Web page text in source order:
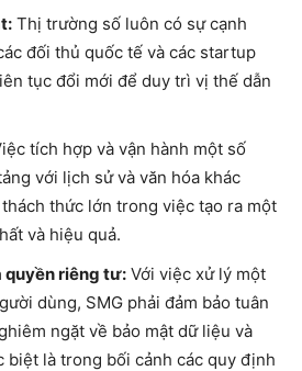
Thị trường số luôn có sự cạnh
đối thủ quốc tế và các startup
tục đổi mới để duy trì vị thế dẫn
tích hợp và vận hành một số
với lịch sử và văn hóa khác
thức lớn trong việc tạo ra một
và hiệu quả.
quyền riêng tư: Với việc xử lý một
dùng, SMG phải đảm bảo tuân
ngặt về bảo mật dữ liệu và
biệt là trong bối cảnh các quy định